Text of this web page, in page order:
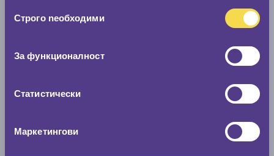
наСтрого nеобходими
За функционалност
Статистически
Маркетингови
Скоростомер при 100